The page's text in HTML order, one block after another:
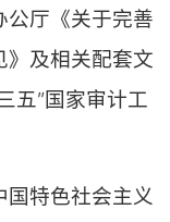
公厅《关于完善
》及相关配套文
五”国家审计工
特色社会主义